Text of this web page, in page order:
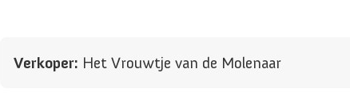
Verkoper: Het Vrouwtje van de Molenaar